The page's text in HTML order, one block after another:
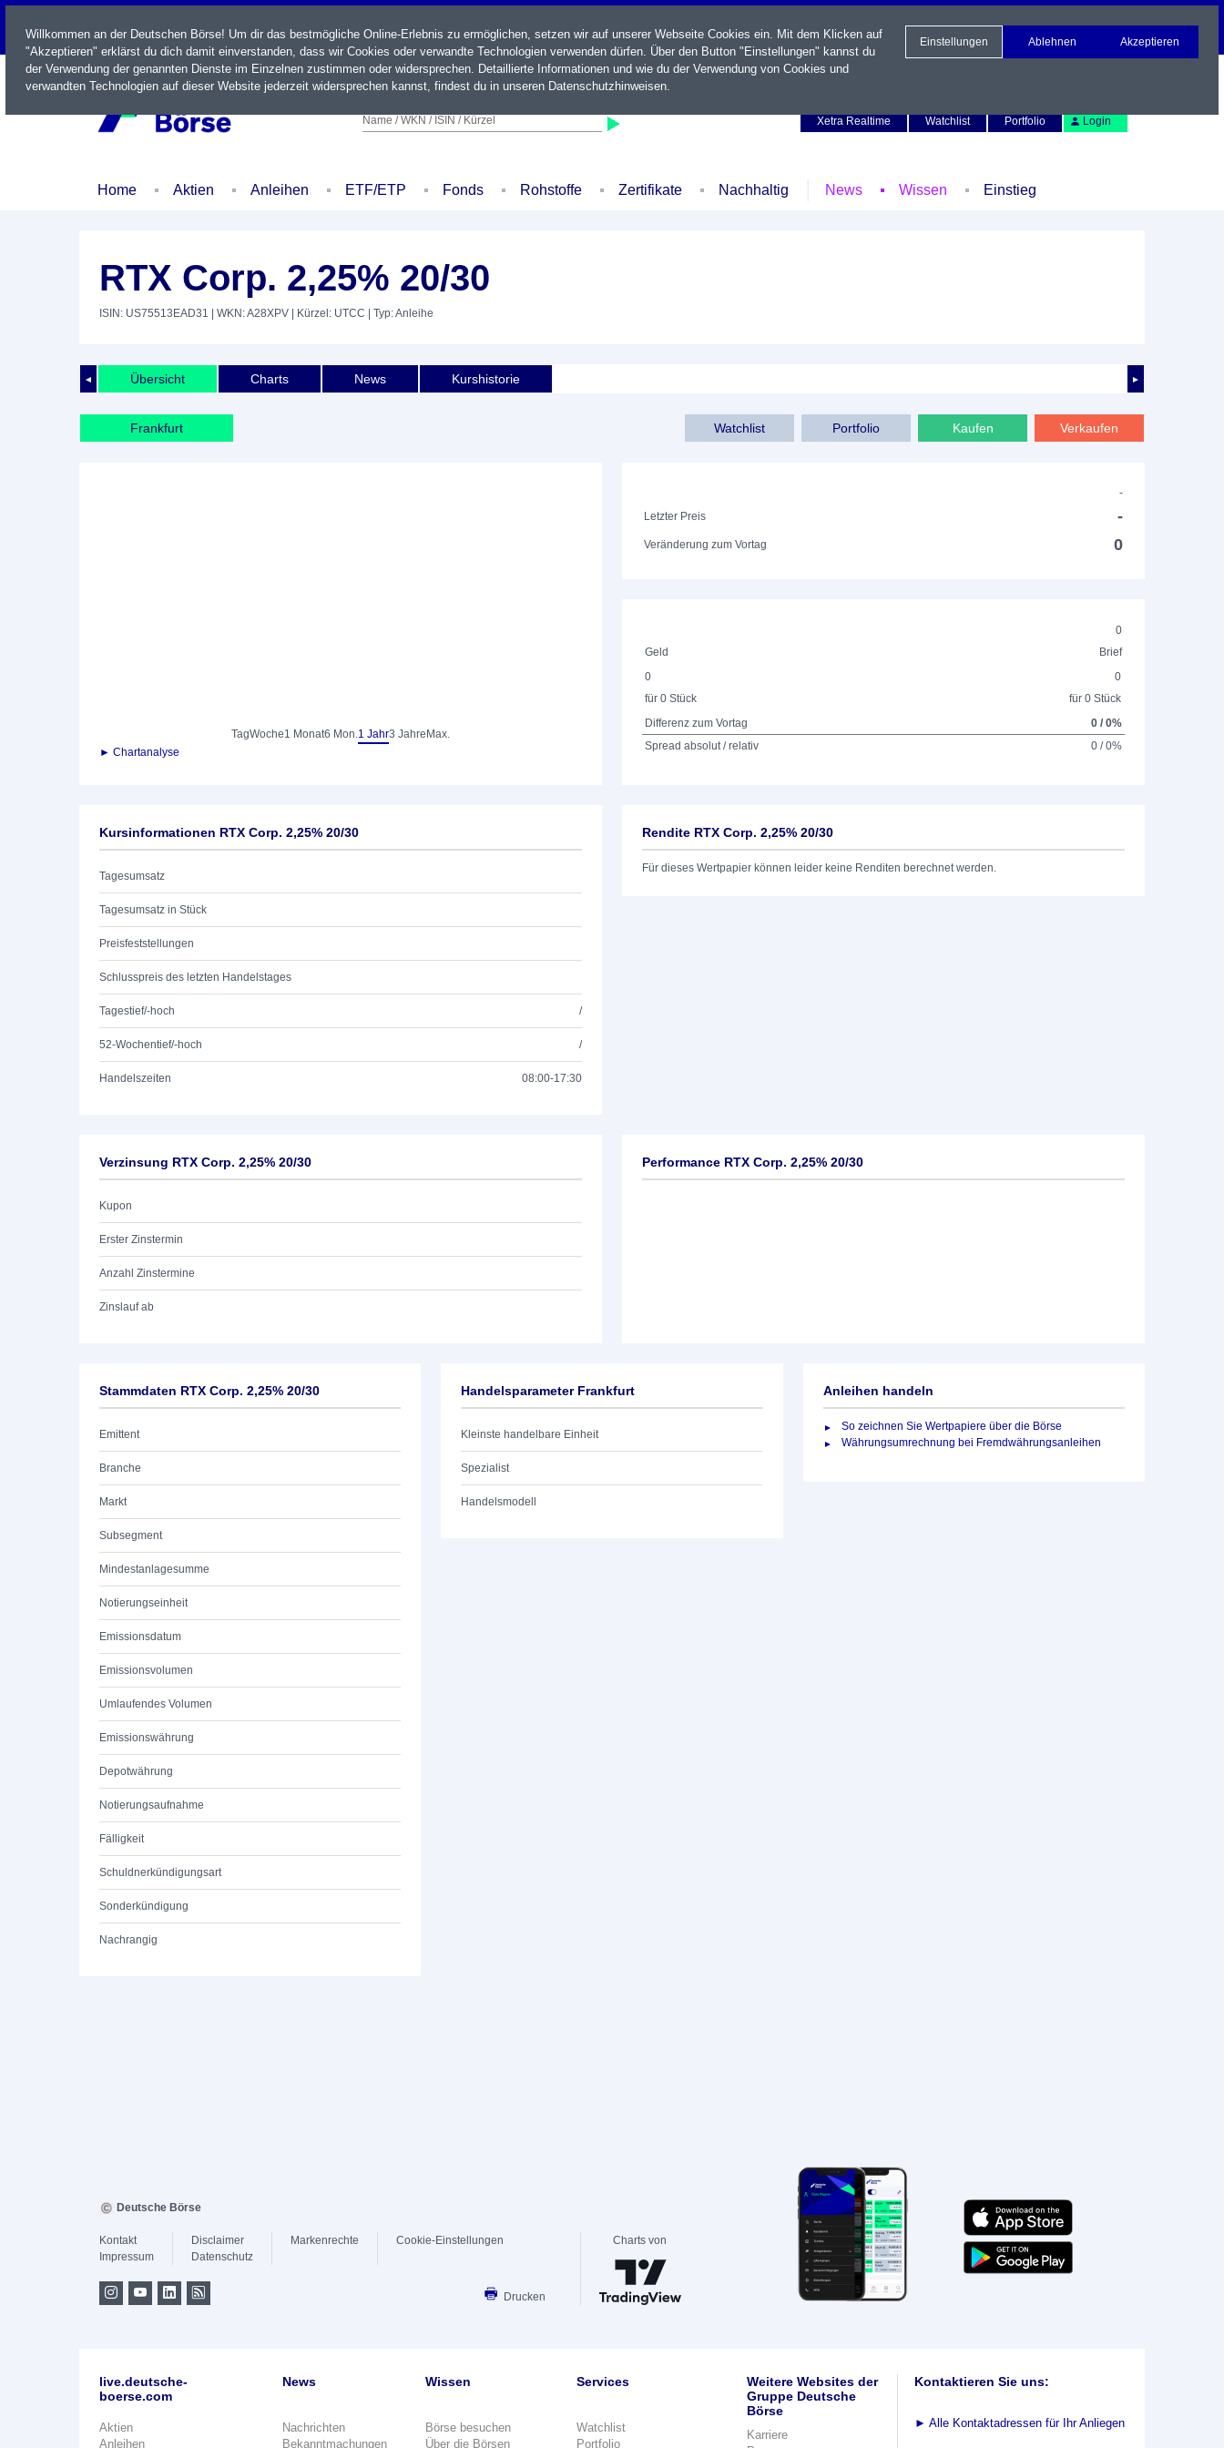
LIVE
Name / WKN / ISIN / Kürzel
Xetra Realtime
Watchlist Portfolio Login
Home Aktien Anleihen ETF/ETP Fonds Rohstoffe Zertifikate Nachhaltig News Wissen Einstieg
RTX Corp. 2,25% 20/30
ISIN: US75513EAD31 | WKN: A28XPV | Kürzel: UTCC | Typ: Anleihe
◄ ►
Übersicht Charts News Kurshistorie
Frankfurt Verkaufen
Kaufen
Portfolio
Watchlist
TagWoche1 Monat6 Mon.1 Jahr3 Jahre Max.
► Chartanalyse
-
Letzter Preis
-
Veränderung zum Vortag 0
0
Geld
Brief
0
für 0 Stück
0
für 0 Stück
Differenz zum Vortag
0 / 0%
Spread absolut / relativ
0 / 0%
Kursinformationen RTX Corp. 2,25% 20/30
Tagesumsatz
Tagesumsatz in Stück
Preisfeststellungen
Schlusspreis des letzten Handelstages
Tagestief/-hoch /
52-Wochentief/-hoch /
Handelszeiten 08:00-17:30
Rendite RTX Corp. 2,25% 20/30
Für dieses Wertpapier können leider keine Renditen berechnet werden.
Verzinsung RTX Corp. 2,25% 20/30
Kupon
Erster Zinstermin
Anzahl Zinstermine
Zinslauf ab
Performance RTX Corp. 2,25% 20/30
Stammdaten RTX Corp. 2,25% 20/30
Emittent
Branche
Markt
Subsegment
Mindestanlagesumme
Notierungseinheit
Emissionsdatum
Emissionsvolumen
Umlaufendes Volumen
Emissionswährung
Depotwährung
Notierungsaufnahme
Fälligkeit
Schuldnerkündigungsart
Sonderkündigung
Nachrangig
Handelsparameter Frankfurt
Kleinste handelbare Einheit
Spezialist
Handelsmodell
Anleihen handeln
So zeichnen Sie Wertpapiere über die Börse
Währungsumrechnung bei Fremdwährungsanleihen
Willkommen an der Deutschen Börse! Um dir das bestmögliche Online-Erlebnis zu ermöglichen, setzen wir auf unserer Webseite Cookies ein. Mit dem Klicken auf
"Akzeptieren" erklärst du dich damit einverstanden, dass wir Cookies oder verwandte Technologien verwenden dürfen. Über den Button "Einstellungen" kannst du
der Verwendung der genannten Dienste im Einzelnen zustimmen oder widersprechen. Detaillierte Informationen und wie du der Verwendung von Cookies und
verwandten Technologien auf dieser Website jederzeit widersprechen kannst, findest du in unseren Datenschutzhinweisen.
Einstellungen Ablehnen Akzeptieren
Deutsche Börse
Kontakt
Impressum
Disclaimer
Datenschutz
Markenrechte Cookie-Einstellungen
Drucken
Charts von
live.deutsche-
boerse.com
Aktien
Anleihen
News
Nachrichten
Bekanntmachungen
Wissen
Börse besuchen
Über die Börsen
Services
Watchlist
Portfolio
Weitere Websites der
Gruppe Deutsche
Börse
Karriere
Kontaktieren Sie uns:
► Alle Kontaktadressen für Ihr Anliegen